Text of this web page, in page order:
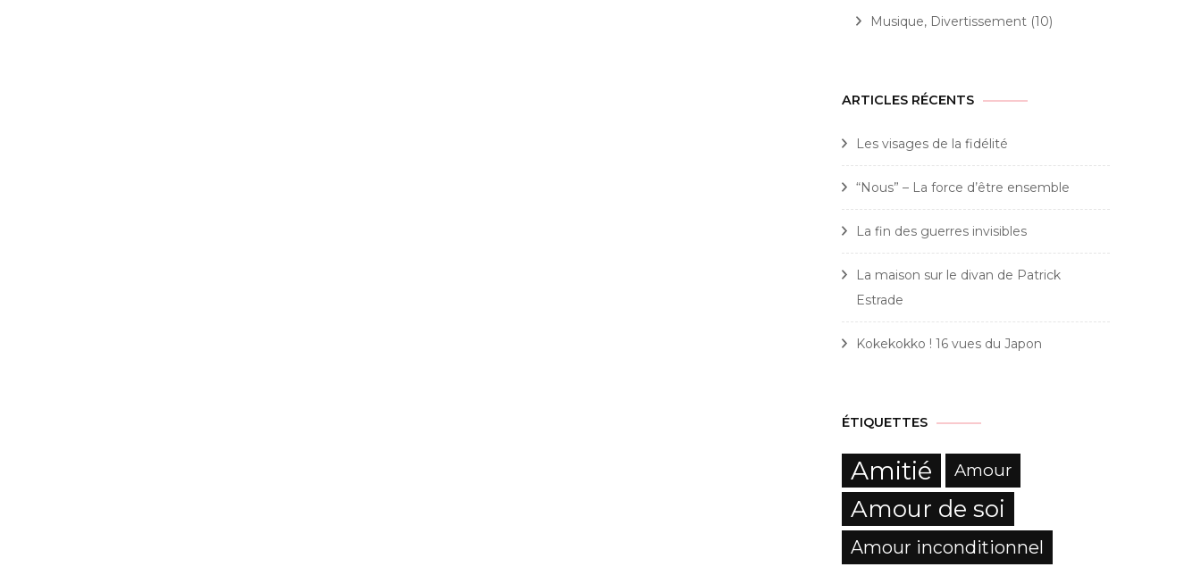
Musique, Divertissement (10)
ARTICLES RÉCENTS
Les visages de la fidélité
“Nous” – La force d’être ensemble
La fin des guerres invisibles
La maison sur le divan de Patrick
Estrade
Kokekokko ! 16 vues du Japon
ÉTIQUETTES
Amitié Amour
Amour de soi
Amour inconditionnel